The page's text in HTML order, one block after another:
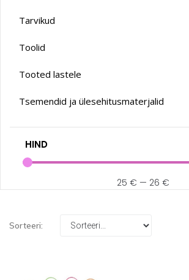
Tarvikud
Toolid
Tooted lastele
Tsemendid ja ülesehitusmaterjalid
HIND
25 € — 26 €
Sorteeri: